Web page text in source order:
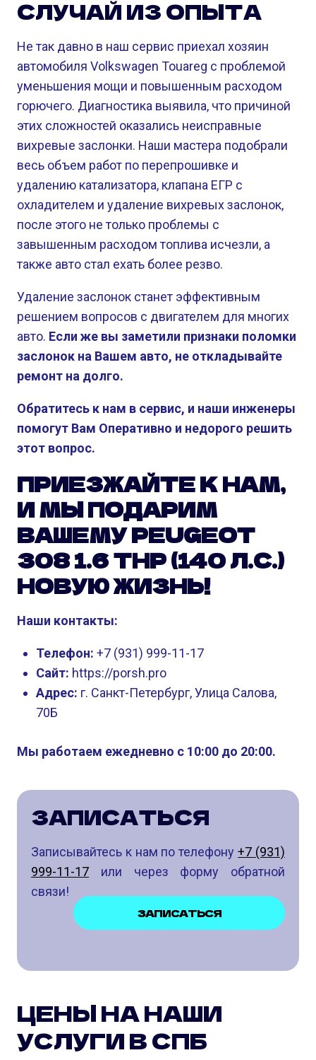
СЛУЧАЙ ИЗ ОПЫТА
Не так давно в наш сервис приехал хозяин
автомобиля Volkswagen Touareg с проблемой
уменьшения мощи и повышенным расходом
горючего. Диагностика выявила, что причиной
этих сложностей оказались неисправные
вихревые заслонки. Наши мастера подобрали
весь объем работ по перепрошивке и
удалению катализатора, клапана ЕГР с
охладителем и удаление вихревых заслонок,
после этого не только проблемы с
завышенным расходом топлива исчезли, а
также авто стал ехать более резво.
Удаление заслонок станет эффективным
решением вопросов с двигателем для многих
авто. Если же вы заметили признаки поломки
заслонок на Вашем авто, не откладывайте
ремонт на долго.
Обратитесь к нам в сервис, и наши инженеры
помогут Вам Оперативно и недорого решить
этот вопрос.
ПРИЕЗЖАЙТЕ К НАМ,
И МЫ ПОДАРИМ
ВАШЕМУ PEUGEOT
308 1.6 THP (140 Л.С.)
НОВУЮ ЖИЗНЬ!
Наши контакты:
Телефон: +7 (931) 999-11-17
Сайт: https://porsh.pro
Адрес: г. Санкт-Петербург, Улица Салова,
70Б
Мы работаем ежедневно с 10:00 до 20:00.
ЗАПИСАТЬСЯ
Записывайтесь к нам по телефону+7 (931)
999-11-17 или через форму обратной
связи!
ЗАПИСАТЬСЯ
ЦЕНЫ НА НАШИ
УСЛУГИ В СПБ